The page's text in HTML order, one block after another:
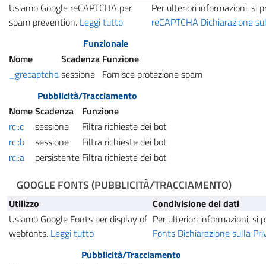
Usiamo Google reCAPTCHA per
spam prevention. Leggi tutto
Per ulteriori informazioni, si
reCAPTCHA Dichiarazione
Funzionale
Nome
Scadenza Funzione
_grecaptchasessione Fornisce protezione spam
Pubblicità/Tracciamento
NomeScadenza
Funzione
rc::c
sessione
Filtra richieste dei bot
rc::b
sessione
Filtra richieste dei bot
rc::a
persistente Filtra richieste dei bot
GOOGLE FONTS(PUBBLICITÀ/TRACCIAMENTO)
Utilizzo
Condivisione dei dati
Usiamo Google Fonts per display of
webfonts. Leggi tutto
Per ulteriori informazioni, si
Fonts Dichiarazione sulla
Pubblicità/Tracciamento